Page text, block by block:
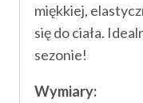
miękkiej,
się do ciała.
sezonie!
Wymiary: